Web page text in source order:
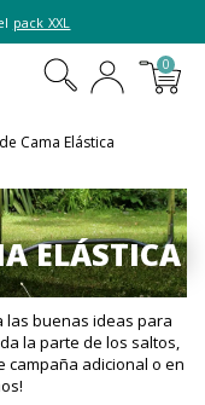
pack XXL
0
Cama Elástica
ELÁSTICA
las buenas ideas para
la parte de los saltos,
campaña adicional o en